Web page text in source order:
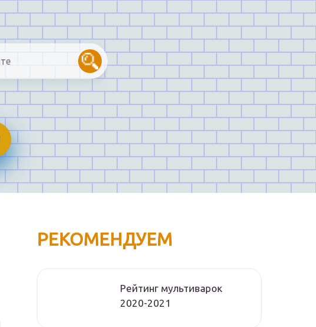
РЕКОМЕНДУЕМ
Рейтинг мультиварок
2020-2021